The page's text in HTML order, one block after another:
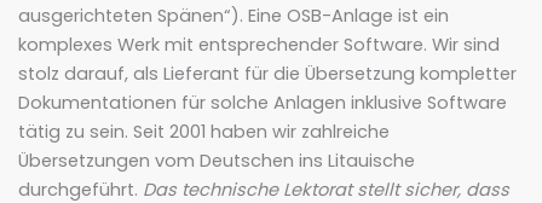
ausgerichteten Spänen“). Eine OSB-Anlage ist ein
komplexes Werk mit entsprechender Software. Wir sind
stolz darauf, als Lieferant für die Übersetzung kompletter
Dokumentationen für solche Anlagen inklusive Software
tätig zu sein. Seit 2001 haben wir zahlreiche
Übersetzungen vom Deutschen ins Litauische
durchgeführt. Das technische Lektorat stellt sicher, dass